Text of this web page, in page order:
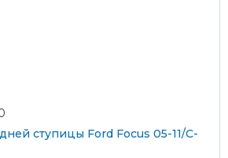
картами
ступицы Ford Focus 05-11/C-